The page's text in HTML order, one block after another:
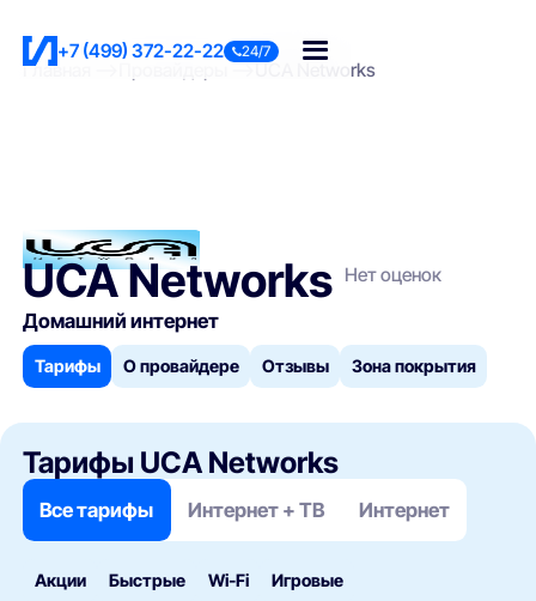
+7 (499) 372-22-22 24/7
Главная UCA Networks
UCA Networks
Домашний интернет
Нет оценок
Тарифы О провайдере Отзывы Зона покрытия
Тарифы UCA Networks
Все тарифы Интернет + ТВ Интернет
Акции Быстрые Wi‑Fi Игровые